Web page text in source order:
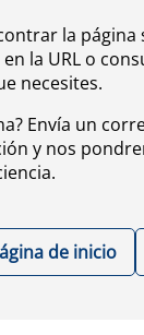
la
la URL o
necesites.
Envía un
y nos
de inicio